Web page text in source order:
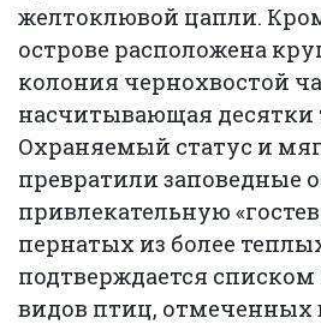
желтоклювой цапли.
острове расположена
колония чернохвостой
насчитывающая десятки
Охраняемый статус и
превратили заповедные
привлекательную
пернатых из более
подтверждается списком
видов птиц, отмеченных